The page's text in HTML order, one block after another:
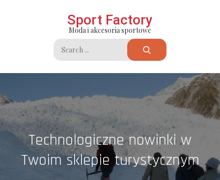
Sport Factory
Moda i akcesoria sportowe
Search
for:
Technologiczne nowinki w
Twoim sklepie turystycznym